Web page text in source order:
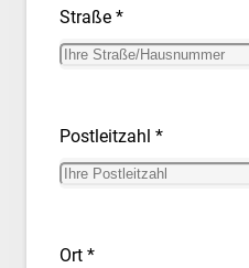
Straße *
Postleitzahl *
Ort *